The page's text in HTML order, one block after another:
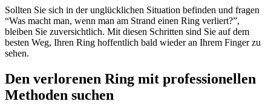
Sollten Sie sich in der unglücklichen Situation befinden und fragen
“Was macht man, wenn man am Strand einen Ring verliert?”,
bleiben Sie zuversichtlich. Mit diesen Schritten sind Sie auf dem
besten Weg, Ihren Ring hoffentlich bald wieder an Ihrem Finger zu
sehen.
Den verlorenen Ring mit professionellen
Methoden suchen